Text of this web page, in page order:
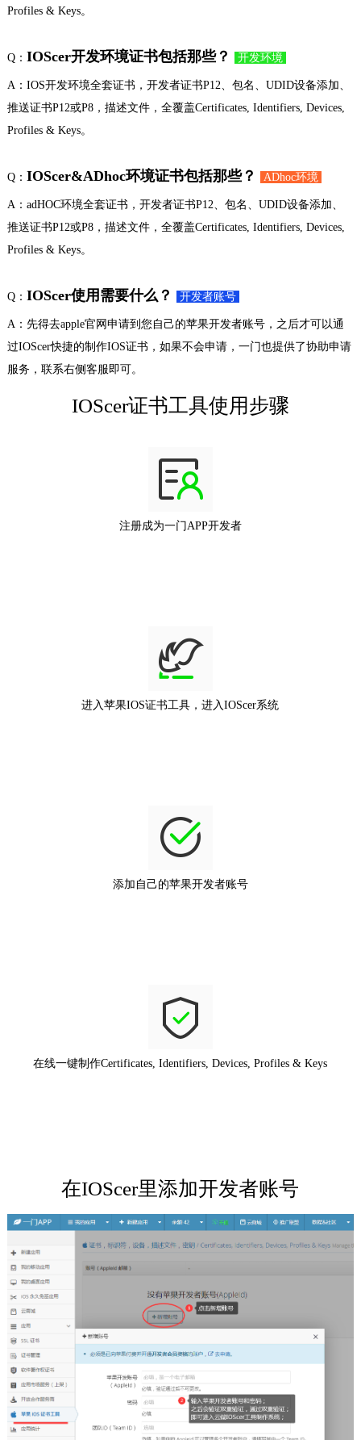
Profiles & Keys。
Q： IOScer开发环境证书包括那些？ 开发环境
A：IOS开发环境全套证书，开发者证书P12、包名、UDID设备添加、
推送证书P12或P8，描述文件，全覆盖Certificates, Identifiers, Devices,
Profiles & Keys。
Q： IOScer&ADhoc环境证书包括那些？ ADhoc环境
A：adHOC环境全套证书，开发者证书P12、包名、UDID设备添加、
推送证书P12或P8，描述文件，全覆盖Certificates, Identifiers, Devices,
Profiles & Keys。
Q： IOScer使用需要什么？ 开发者账号
A：先得去apple官网申请到您自己的苹果开发者账号，之后才可以通
过IOScer快捷的制作IOS证书，如果不会申请，一门也提供了协助申请
服务，联系右侧客服即可。
IOScer证书工具使用步骤
注册成为一门APP开发者
进入苹果IOS证书工具，进入IOScer系统
添加自己的苹果开发者账号
在线一键制作Certificates, Identifiers, Devices, Profiles & Keys
在IOScer里添加开发者账号